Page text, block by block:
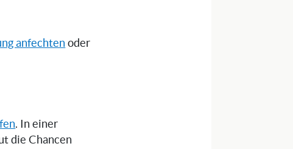
anfechten oder
. In einer
die Chancen